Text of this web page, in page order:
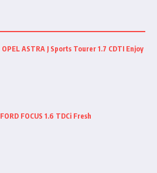
OPEL ASTRA J Sports Tourer 1.7 CDTI Enjoy
FORD FOCUS 1.6 TDCi Fresh